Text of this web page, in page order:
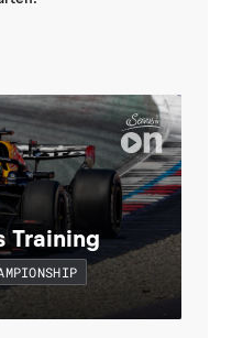
Training